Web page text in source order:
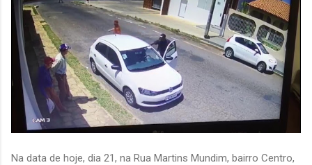
Na data de hoje, dia 21, na Rua Martins Mundim, bairro Centro,